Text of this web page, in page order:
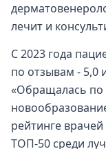
лечит и
С 2023 года
по отзывам - 5,0
«Обращалась по
рейтинге
ТОП-50 среди